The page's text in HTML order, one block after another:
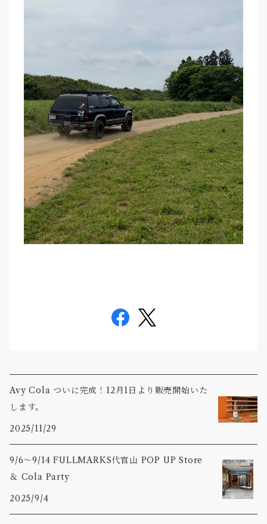
Avy Cola ついに完成！12月1日より販売開始いた
します。
2025/11/29
9/6〜9/14 FULLMARKS代官山 POP UP Store
＆ Cola Party
2025/9/4